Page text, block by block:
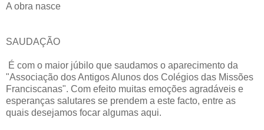
A obra nasce
SAUDAÇÃO
É com o maior júbilo que saudamos o aparecimento da
"Associação dos Antigos Alunos dos Colégios das Missões
Franciscanas". Com efeito muitas emoções agradáveis e
esperanças salutares se prendem a este facto, entre as
quais desejamos focar algumas aqui.